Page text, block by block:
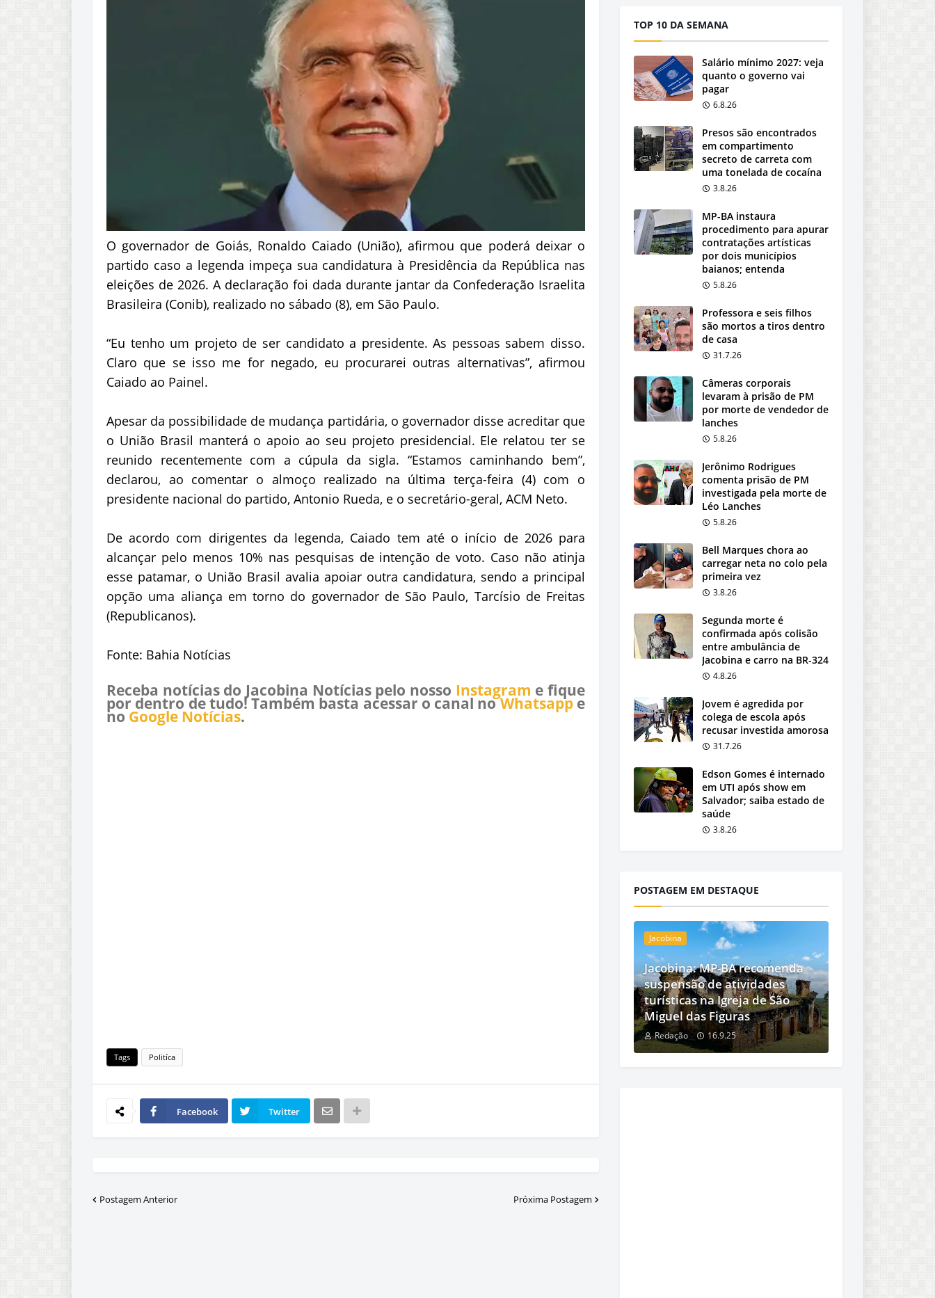
O governador de Goiás, Ronaldo Caiado (União), afirmou que poderá deixar o
partido caso a legenda impeça sua candidatura à Presidência da República nas
eleições de 2026. A declaração foi dada durante jantar da Confederação Israelita
Brasileira (Conib), realizado no sábado (8), em São Paulo.
“Eu tenho um projeto de ser candidato a presidente. As pessoas sabem disso.
Claro que se isso me for negado, eu procurarei outras alternativas”, afirmou
Caiado ao Painel.
Apesar da possibilidade de mudança partidária, o governador disse acreditar que
o União Brasil manterá o apoio ao seu projeto presidencial. Ele relatou ter se
reunido recentemente com a cúpula da sigla. “Estamos caminhando bem”,
declarou, ao comentar o almoço realizado na última terça-feira (4) com o
presidente nacional do partido, Antonio Rueda, e o secretário-geral, ACM Neto.
De acordo com dirigentes da legenda, Caiado tem até o início de 2026 para
alcançar pelo menos 10% nas pesquisas de intenção de voto. Caso não atinja
esse patamar, o União Brasil avalia apoiar outra candidatura, sendo a principal
opção uma aliança em torno do governador de São Paulo, Tarcísio de Freitas
(Republicanos).
Fonte: Bahia Notícias
Receba notícias do Jacobina Notícias pelo nosso Instagram e fique
por dentro de tudo! Também basta acessar o canal noWhatsappe
no Google Notícias.
Tags Politíca
Facebook Twitter
Postagem Anterior Próxima Postagem
TOP 10 DA SEMANA
Salário mínimo 2027: veja
quanto o governo vai
pagar
6.8.26
Presos são encontrados
em compartimento
secreto de carreta com
uma tonelada de cocaína
3.8.26
MP-BA instaura
procedimento para apurar
contratações artísticas
por dois municípios
baianos; entenda
5.8.26
Professora e seis filhos
são mortos a tiros dentro
de casa
31.7.26
Câmeras corporais
levaram à prisão de PM
por morte de vendedor de
lanches
5.8.26
Jerônimo Rodrigues
comenta prisão de PM
investigada pela morte de
Léo Lanches
5.8.26
Bell Marques chora ao
carregar neta no colo pela
primeira vez
3.8.26
Segunda morte é
confirmada após colisão
entre ambulância de
Jacobina e carro na BR-324
4.8.26
Jovem é agredida por
colega de escola após
recusar investida amorosa
31.7.26
Edson Gomes é internado
em UTI após show em
Salvador; saiba estado de
saúde
3.8.26
POSTAGEM EM DESTAQUE
Jacobina
Jacobina: MP-BA recomenda
suspensão de atividades
turísticas na Igreja de São
Miguel das Figuras
Redação 16.9.25